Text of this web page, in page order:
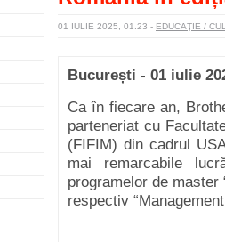
01 IULIE 2025, 01.23 - EDUCAŢIE /
București - 01 iulie
Ca în fiecare an,
parteneriat cu
(FIFIM) din cadrul
mai remarcabile
programelor de master
respectiv